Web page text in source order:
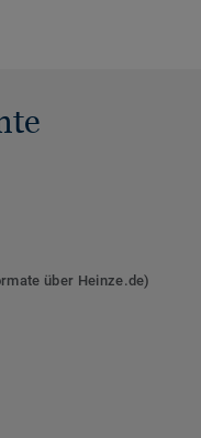
über Heinze.de)